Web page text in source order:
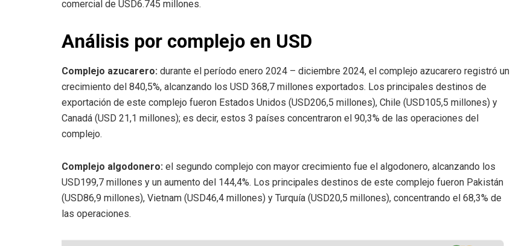
comercial de USD6.745 millones.
Análisis por complejo en USD
Complejo azucarero: durante el período enero 2024 – diciembre 2024, el complejo azucarero registró un
crecimiento del 840,5%, alcanzando los USD 368,7 millones exportados. Los principales destinos de
exportación de este complejo fueron Estados Unidos (USD206,5 millones), Chile (USD105,5 millones) y
Canadá (USD 21,1 millones); es decir, estos 3 países concentraron el 90,3% de las operaciones del
complejo.
Complejo algodonero: el segundo complejo con mayor crecimiento fue el algodonero, alcanzando los
USD199,7 millones y un aumento del 144,4%. Los principales destinos de este complejo fueron Pakistán
(USD86,9 millones), Vietnam (USD46,4 millones) y Turquía (USD20,5 millones), concentrando el 68,3% de
las operaciones.